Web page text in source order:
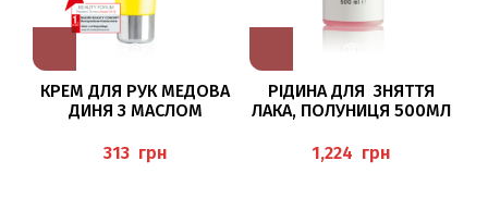
КРЕМ ДЛЯ РУК МЕДОВА
ДИНЯ З МАСЛОМ
30МЛ BAEHR
грн
РІДИНА ДЛЯ ЗНЯТТЯ
ЛАКА, ПОЛУНИЦЯ 500МЛ
ERDBEER” BAEHR
грн